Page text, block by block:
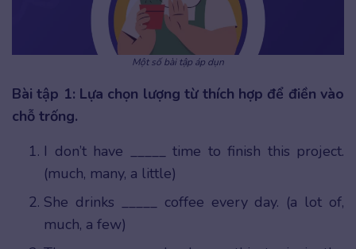
Một số bài tập áp dụn
Bài tập 1: Lựa chọn lượng từ thích hợp để điền vào
chỗ trống.
I don’t have _____ time to finish this project.
(much, many, a little)
She drinks _____ coffee every day. (a lot of,
much, a few)